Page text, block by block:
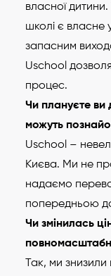
власної
школі є власне
запасним
Uschool
процес.
Чи плануєте ви
можуть
Uschool –
Києва. Ми не
надаємо
попередньою
Чи змінилась
Так, ми